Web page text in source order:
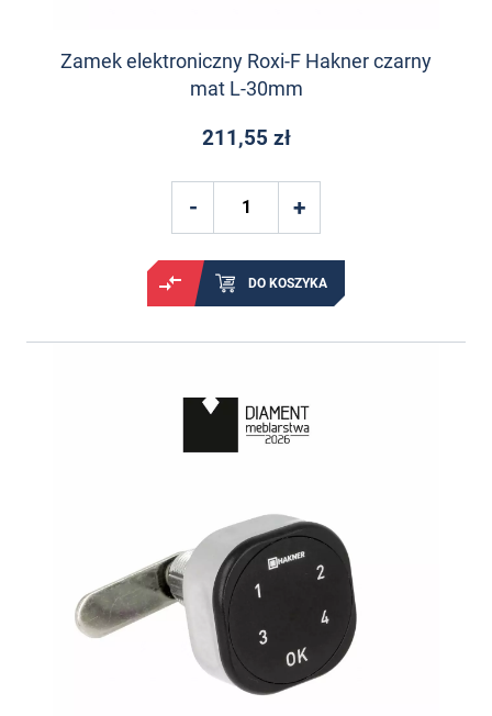
Zamek elektroniczny Roxi-F Hakner czarny
mat L-30mm
211,55 zł
DO KOSZYKA